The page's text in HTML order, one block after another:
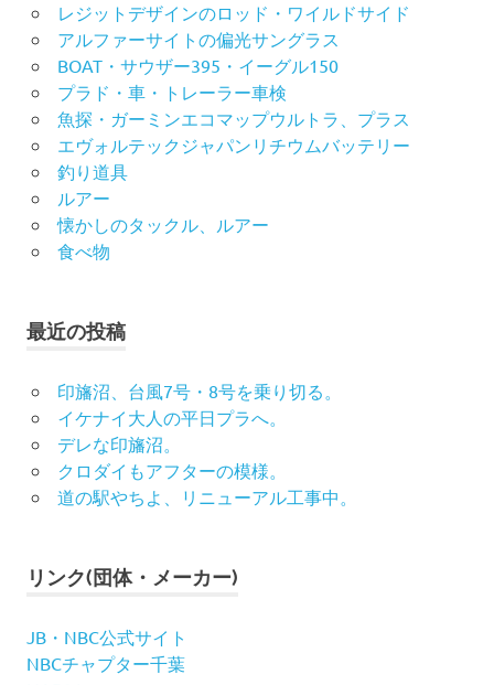
レジットデザインのロッド・ワイルドサイド
アルファーサイトの偏光サングラス
BOAT・サウザー395・イーグル150
プラド・車・トレーラー車検
魚探・ガーミンエコマップウルトラ、プラス
エヴォルテックジャパンリチウムバッテリー
釣り道具
ルアー
懐かしのタックル、ルアー
食べ物
最近の投稿
印旛沼、台風7号・8号を乗り切る。
イケナイ大人の平日プラへ。
デレな印旛沼。
クロダイもアフターの模様。
道の駅やちよ、リニューアル工事中。
リンク(団体・メーカー)
JB・NBC公式サイト
NBCチャプター千葉